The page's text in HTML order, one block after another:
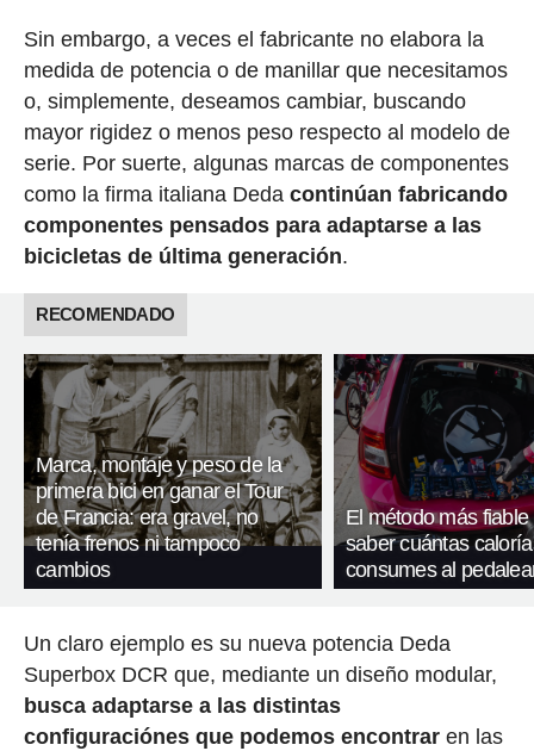
Sin embargo, a veces el fabricante no elabora la
medida de potencia o de manillar que necesitamos
o, simplemente, deseamos cambiar, buscando
mayor rigidez o menos peso respecto al modelo de
serie. Por suerte, algunas marcas de componentes
como la firma italiana Deda continúan fabricando
componentes pensados para adaptarse a las
bicicletas de última generación.
RECOMENDADO
Marca, montaje y peso de la
primera bici en ganar el Tour
de Francia: era gravel, no
tenía frenos ni tampoco
cambios
El método más fiable
saber cuántas
consumes al
Un claro ejemplo es su nueva potencia Deda
Superbox DCR que, mediante un diseño modular,
busca adaptarse a las distintas
configuraciónes que podemos encontraren las